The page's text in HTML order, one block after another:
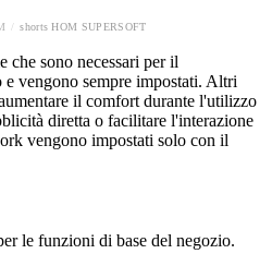
shorts HOM SUPERSOFT
che sono necessari per il
vengono sempre impostati. Altri
il comfort durante l'utilizzo
diretta o facilitare l'interazione
vengono impostati solo con il
le funzioni di base del negozio.